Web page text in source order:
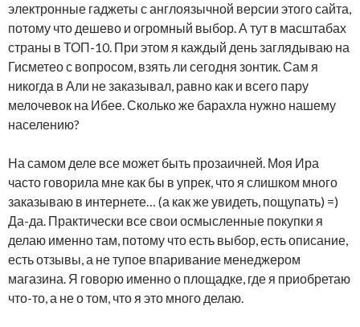
электронные гаджеты с англоязычной версии этого сайта,
потому что дешево и огромный выбор. А тут в масштабах
страны в ТОП-10. При этом я каждый день заглядываю на
Гисметео с вопросом, взять ли сегодня зонтик. Сам я
никогда в Али не заказывал, равно как и всего пару
мелочевок на Ибее. Сколько же барахла нужно нашему
населению?
На самом деле все может быть прозаичней. Моя Ира
часто говорила мне как бы в упрек, что я слишком много
заказываю в интернете… (а как же увидеть, пощупать) =)
Да-да. Практически все свои осмысленные покупки я
делаю именно там, потому что есть выбор, есть описание,
есть отзывы, а не тупое впаривание менеджером
магазина. Я говорю именно о площадке, где я приобретаю
что-то, а не о том, что я это много делаю.